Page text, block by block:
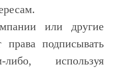
или другие
подписывать
используя